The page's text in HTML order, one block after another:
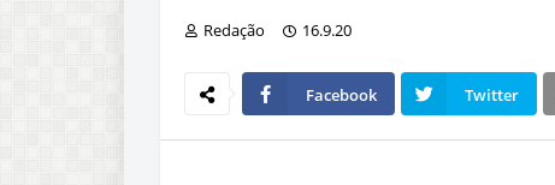
Redação 16.9.20
Facebook Twitter